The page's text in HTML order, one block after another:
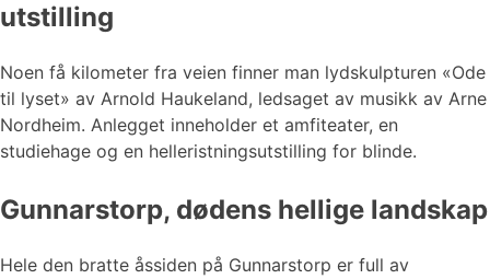
utstilling
Noen få kilometer fra veien finner man lydskulpturen «Ode
til lyset» av Arnold Haukeland, ledsaget av musikk av Arne
Nordheim. Anlegget inneholder et amfiteater, en
studiehage og en helleristningsutstilling for blinde.
Gunnarstorp, dødens hellige landskap
Hele den bratte åssiden på Gunnarstorp er full av